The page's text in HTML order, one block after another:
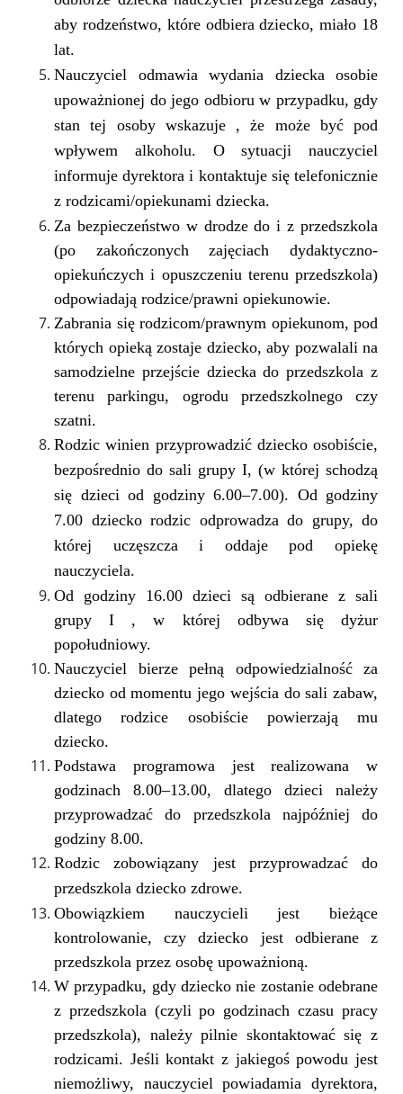
aby rodzeństwo, które odbiera dziecko, miało 18
lat.
Nauczyciel odmawia wydania dziecka osobie
upoważnionej do jego odbioru w przypadku, gdy
stan tej osoby wskazuje , że może być pod
wpływem alkoholu. O sytuacji nauczyciel
informuje dyrektora i kontaktuje się telefonicznie
z rodzicami/opiekunami dziecka.
Za bezpieczeństwo w drodze do i z przedszkola
(po zakończonych zajęciach dydaktyczno-
opiekuńczych i opuszczeniu terenu przedszkola)
odpowiadają rodzice/prawni opiekunowie.
Zabrania się rodzicom/prawnym opiekunom, pod
których opieką zostaje dziecko, aby pozwalali na
samodzielne przejście dziecka do przedszkola z
terenu parkingu, ogrodu przedszkolnego czy
szatni.
Rodzic winien przyprowadzić dziecko osobiście,
bezpośrednio do sali grupy I, (w której schodzą
się dzieci od godziny 6.00–7.00). Od godziny
7.00 dziecko rodzic odprowadza do grupy, do
której uczęszcza i oddaje pod opiekę
nauczyciela.
Od godziny 16.00 dzieci są odbierane z sali
grupy I , w której odbywa się dyżur
popołudniowy.
Nauczyciel bierze pełną odpowiedzialność za
dziecko od momentu jego wejścia do sali zabaw,
dlatego rodzice osobiście powierzają mu
dziecko.
Podstawa programowa jest realizowana w
godzinach 8.00–13.00, dlatego dzieci należy
przyprowadzać do przedszkola najpóźniej do
godziny 8.00.
Rodzic zobowiązany jest przyprowadzać do
przedszkola dziecko zdrowe.
Obowiązkiem nauczycieli jest bieżące
kontrolowanie, czy dziecko jest odbierane z
przedszkola przez osobę upoważnioną.
W przypadku, gdy dziecko nie zostanie odebrane
z przedszkola (czyli po godzinach czasu pracy
przedszkola), należy pilnie skontaktować się z
rodzicami. Jeśli kontakt z jakiegoś powodu jest
niemożliwy, nauczyciel powiadamia dyrektora,